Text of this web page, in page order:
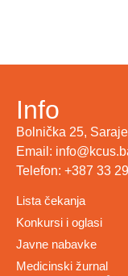
Info
Bolnička 25,
Email:
Telefon: +387 33
Lista čekanja
Konkursi i oglasi
Javne nabavke
Medicinski žurnal